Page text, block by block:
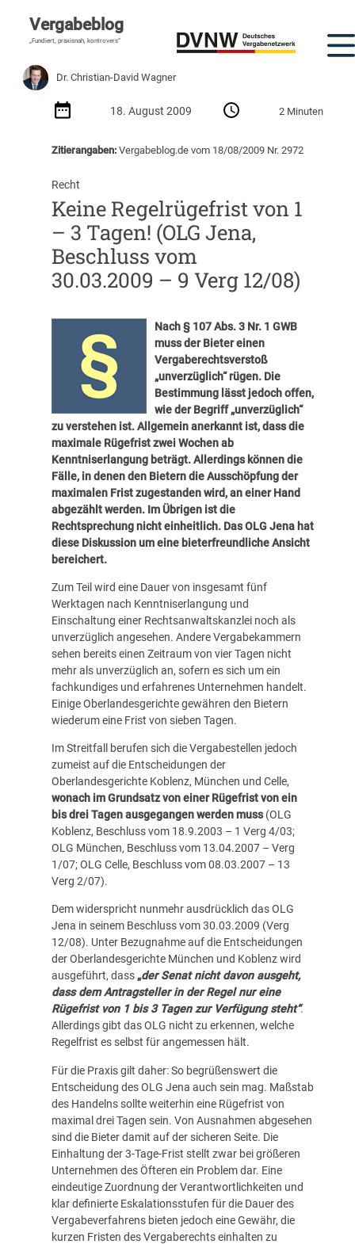
Vergabeblog
„Fundiert, praxisnah, kontrovers“
Dr. Christian-David Wagner
18. August 2009 2 Minuten
Zitierangaben:Vergabeblog.de vom 18/08/2009 Nr. 2972
Recht
Keine Regelrügefrist von 1
– 3 Tagen! (OLG Jena,
Beschluss vom
30.03.2009 – 9 Verg 12/08)
Nach § 107 Abs. 3 Nr. 1 GWB
muss der Bieter einen
Vergaberechtsverstoß
„unverzüglich“ rügen. Die
Bestimmung lässt jedoch offen,
wie der Begriff „unverzüglich“
zu verstehen ist. Allgemein anerkannt ist, dass die
maximale Rügefrist zwei Wochen ab
Kenntniserlangung beträgt. Allerdings können die
Fälle, in denen den Bietern die Ausschöpfung der
maximalen Frist zugestanden wird, an einer Hand
abgezählt werden. Im Übrigen ist die
Rechtsprechung nicht einheitlich. Das OLG Jena hat
diese Diskussion um eine bieterfreundliche Ansicht
bereichert.
Zum Teil wird eine Dauer von insgesamt fünf
Werktagen nach Kenntniserlangung und
Einschaltung einer Rechtsanwaltskanzlei noch als
unverzüglich angesehen. Andere Vergabekammern
sehen bereits einen Zeitraum von vier Tagen nicht
mehr als unverzüglich an, sofern es sich um ein
fachkundiges und erfahrenes Unternehmen handelt.
Einige Oberlandesgerichte gewähren den Bietern
wiederum eine Frist von sieben Tagen.
Im Streitfall berufen sich die Vergabestellen jedoch
zumeist auf die Entscheidungen der
Oberlandesgerichte Koblenz, München und Celle,
wonach im Grundsatz von einer Rügefrist von ein
bis drei Tagen ausgegangen werden muss(OLG
Koblenz, Beschluss vom 18.9.2003 – 1 Verg 4/03;
OLG München, Beschluss vom 13.04.2007 – Verg
1/07;OLG Celle, Beschluss vom 08.03.2007 – 13
Verg 2/07).
Dem widerspricht nunmehr ausdrücklich das OLG
Jena in seinem Beschluss vom 30.03.2009 (Verg
12/08). Unter Bezugnahme auf die Entscheidungen
der Oberlandesgerichte München und Koblenz wird
ausgeführt, dass „der Senat nicht davon ausgeht,
dass dem Antragsteller in der Regel nur eine
Rügefrist von 1 bis 3 Tagen zur Verfügung steht“.
Allerdings gibt das OLG nicht zu erkennen, welche
Regelfrist es selbst für angemessen hält.
Für die Praxis gilt daher: So begrüßenswert die
Entscheidung des OLG Jena auch sein mag. Maßstab
des Handelns sollte weiterhin eine Rügefrist von
maximal drei Tagen sein. Von Ausnahmen abgesehen
sind die Bieter damit auf der sicheren Seite. Die
Einhaltung der 3-Tage-Frist stellt zwar bei größeren
Unternehmen des Öfteren ein Problem dar. Eine
eindeutige Zuordnung der Verantwortlichkeiten und
klar definierte Eskalationsstufen für die Dauer des
Vergabeverfahrens bieten jedoch eine Gewähr, die
kurzen Fristen des Vergaberechts einhalten zu